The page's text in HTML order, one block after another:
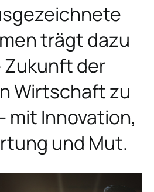
trägt dazu
Zukunft der
Wirtschaft zu
mit Innovation,
und Mut.